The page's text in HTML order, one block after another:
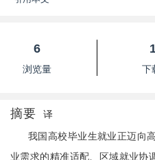
6
浏览量
下
摘要 译
我国高校毕业生就业正迈向
业需求的精准适配、区域就业协